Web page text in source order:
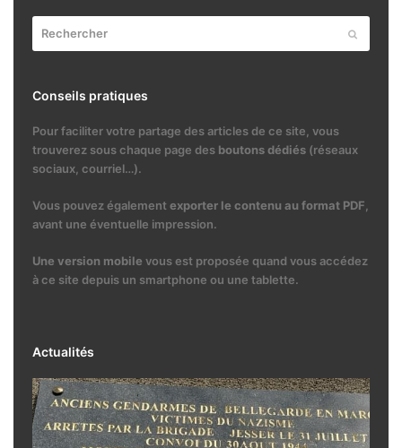
Conseils pratiques
Pour faciliter votre partage des articles de ce site, vous
trouverez sous chaque page des boutons dédiés(réseaux
sociaux, courriel…).
Vous pouvez égalementexporter le contenu au format PDF,
avant une éventuelle impression.
Une version mobile vous est proposée quand vous accédez
à ce site depuis un smartphone ou une tablette.
Actualités